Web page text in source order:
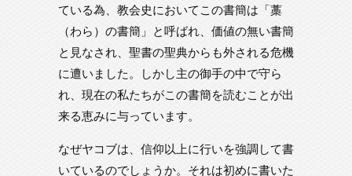
ている為、教会史においてこの書簡は「藁
（わら）の書簡」と呼ばれ、価値の無い書簡
と見なされ、聖書の聖典からも外される危機
に遭いました。しかし主の御手の中で守ら
れ、現在の私たちがこの書簡を読むことが出
来る恵みに与っています。
なぜヤコブは、信仰以上に行いを強調して書
いているのでしょうか。それは初めに書いた